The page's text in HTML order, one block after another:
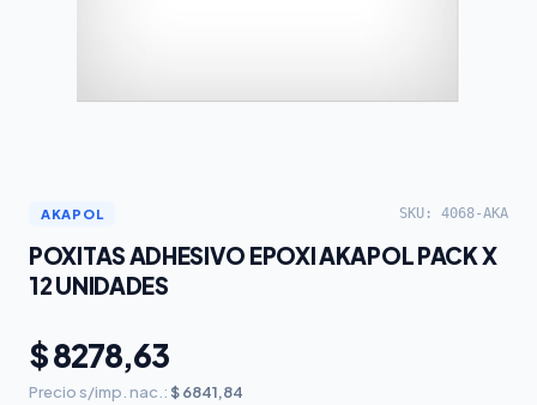
AKAPOL SKU: 4068-AKA
POXITAS ADHESIVO EPOXI AKAPOL PACK X
12 UNIDADES
$ 8278,63
Precio s/imp. nac.: $ 6841,84